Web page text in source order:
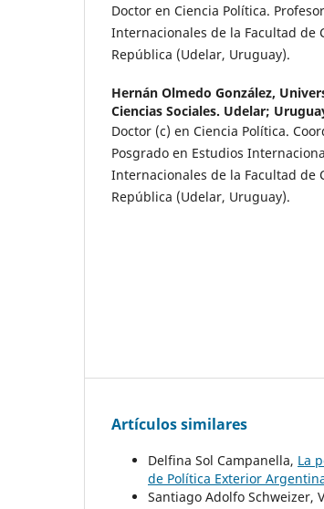
Doctor en Ciencia Política.
Internacionales de la Facultad de
República (Udelar, Uruguay).
Hernán Olmedo González,
Ciencias Sociales. Udelar;
Doctor (c) en Ciencia Política.
Posgrado en Estudios
Internacionales de la Facultad de
República (Udelar, Uruguay).
Artículos similares
Delfina Sol Campanella, La
de Política Exterior
Santiago Adolfo Schweizer,